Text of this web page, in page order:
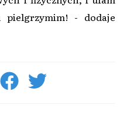
pielgrzymim! - dodaje